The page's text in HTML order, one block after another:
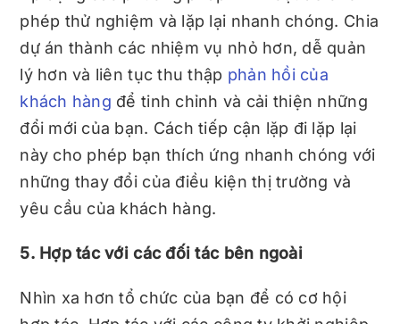
phép thử nghiệm và lặp lại nhanh chóng. Chia
dự án thành các nhiệm vụ nhỏ hơn, dễ quản
lý hơn và liên tục thu thập phản hồi của
khách hàng để tinh chỉnh và cải thiện những
đổi mới của bạn. Cách tiếp cận lặp đi lặp lại
này cho phép bạn thích ứng nhanh chóng với
những thay đổi của điều kiện thị trường và
yêu cầu của khách hàng.
5. Hợp tác với các đối tác bên ngoài
Nhìn xa hơn tổ chức của bạn để có cơ hội